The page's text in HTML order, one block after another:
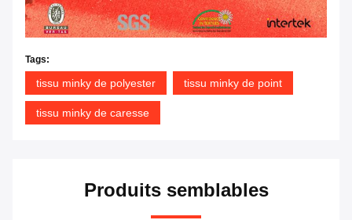
Tags:
tissu minky de polyester tissu minky de point
tissu minky de caresse
Produits semblables